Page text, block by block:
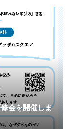
会を開催しま